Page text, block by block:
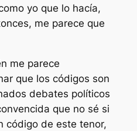
yo que lo hacía,
me parece que
me parece
que los códigos son
debates políticos
que no sé si
código de este tenor,